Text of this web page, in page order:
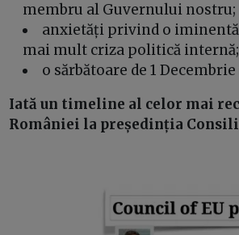
membru al Guvernului nostru;
anxietăți privind o
mai mult criza politică internă;
o sărbătoare de 1
Iată un timeline al celor mai
României la președinția